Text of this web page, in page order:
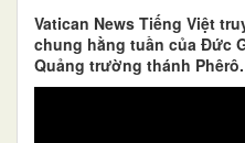
Vatican News Tiếng Việt
chung hằng tuần của Đức
Quảng trường thánh Phêrô.